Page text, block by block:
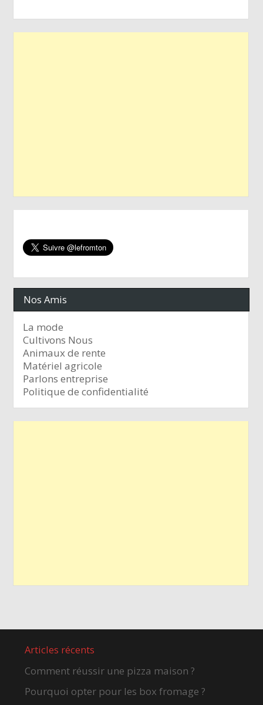
Nos Amis
La mode
Cultivons Nous
Animaux de rente
Matériel agricole
Parlons entreprise
Politique de confidentialité
Articles récents
Comment réussir une pizza maison ?
Pourquoi opter pour les box fromage ?